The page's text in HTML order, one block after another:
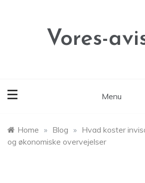
Vores-
Menu
Home » Blog » Hvad koster
og økonomiske overvejelser